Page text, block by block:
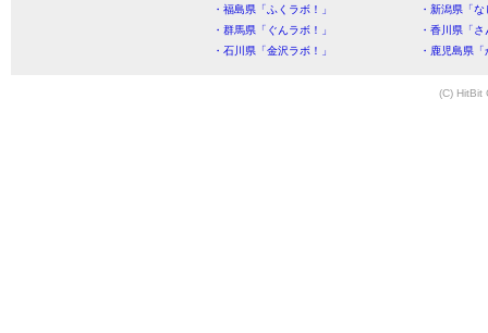
・福島県「ふくラボ！」
・新潟県「
・群馬県「ぐんラボ！」
・香川県「
・石川県「金沢ラボ！」
・鹿児島県
(C) HitBit